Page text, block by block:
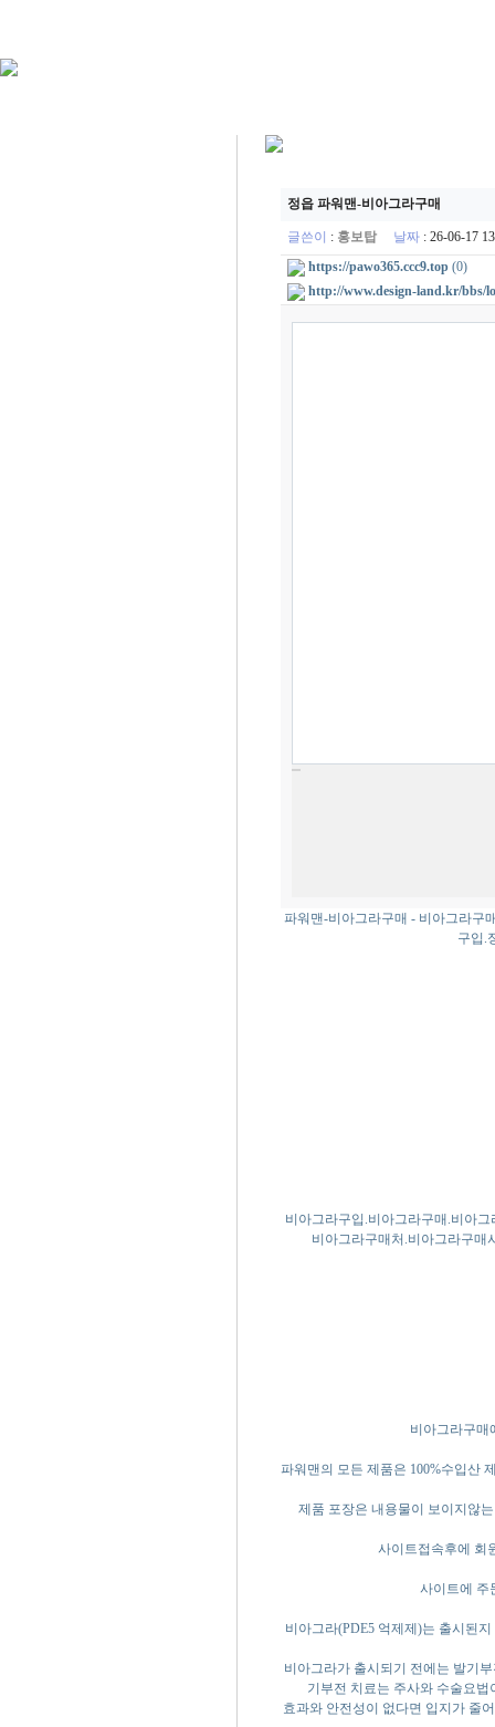
정읍 파워맨-비아그라구매
글쓴이 : 홍보탑 날짜 : 26-06-17
https://pawo365.ccc9.top (0)
http://www.design-land.kr/bbs/
파워맨-비아그라구매 - 비아그라구
구입.
비아그라구입.비아그라구매.비아
비아그라구매처.비아그라구매
비아그라구매
파워맨의 모든 제품은 100%수입산
제품 포장은 내용물이 보이지않
사이트접속후에 회
사이트에 주
비아그라(PDE5 억제제)는 출시된
비아그라가 출시되기 전에는 발기
기부전 치료는 주사와 수술요
효과와 안전성이 없다면 입지가 줄